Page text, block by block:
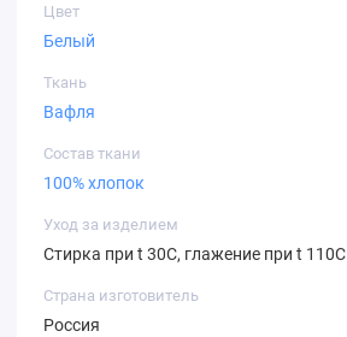
Цвет
Белый
Ткань
Вафля
Состав ткани
100% хлопок
Уход за изделием
Стирка при t 30С, глажение при t 110С
Страна изготовитель
Россия